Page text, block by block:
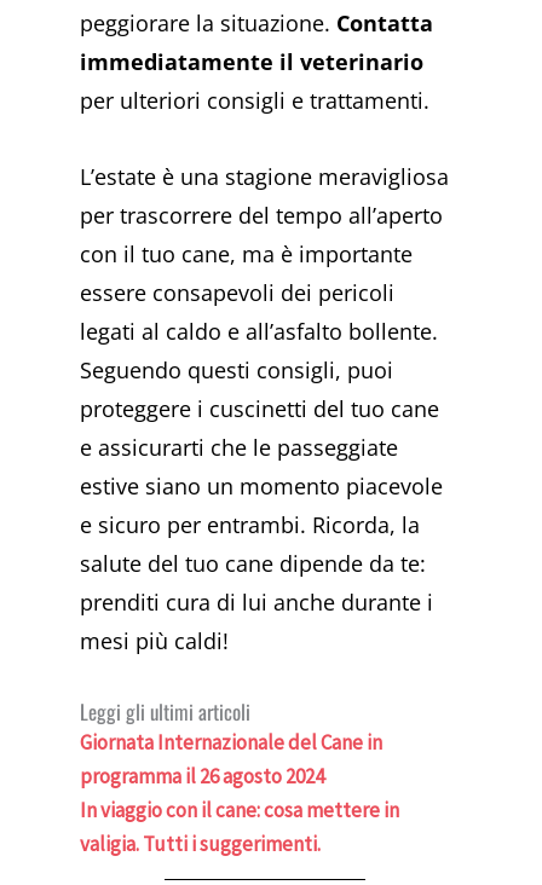
peggiorare la situazione. Contatta
immediatamente il veterinario
per ulteriori consigli e trattamenti.
L’estate è una stagione meravigliosa
per trascorrere del tempo all’aperto
con il tuo cane, ma è importante
essere consapevoli dei pericoli
legati al caldo e all’asfalto bollente.
Seguendo questi consigli, puoi
proteggere i cuscinetti del tuo cane
e assicurarti che le passeggiate
estive siano un momento piacevole
e sicuro per entrambi. Ricorda, la
salute del tuo cane dipende da te:
prenditi cura di lui anche durante i
mesi più caldi!
Leggi gli ultimi articoli
Giornata Internazionale del Cane in
programma il 26 agosto 2024
In viaggio con il cane: cosa mettere in
valigia. Tutti i suggerimenti.